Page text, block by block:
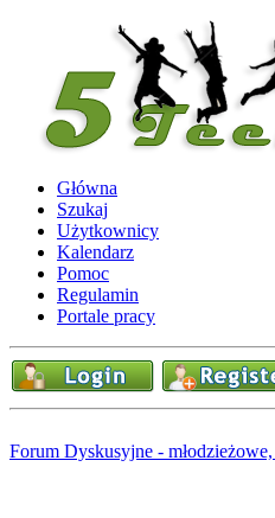
Główna
Szukaj
Użytkownicy
Kalendarz
Pomoc
Regulamin
Portale pracy
Forum Dyskusyjne -